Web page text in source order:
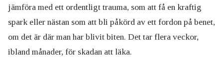
jämföra med ett ordentligt trauma, som att få en kraftig
spark eller nästan som att bli påkörd av ett fordon på benet,
om det är där man har blivit biten. Det tar flera veckor,
ibland månader, för skadan att läka.